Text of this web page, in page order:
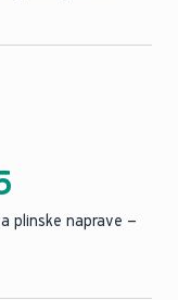
plinske naprave —